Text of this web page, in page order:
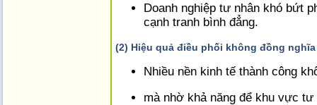
Doanh nghiệp tư nhân khó bứt
cạnh tranh bình đẳng.
(2) Hiệu quả điều phối không đồng
Nhiều nền kinh tế thành công
mà nhờ khả năng để khu vực